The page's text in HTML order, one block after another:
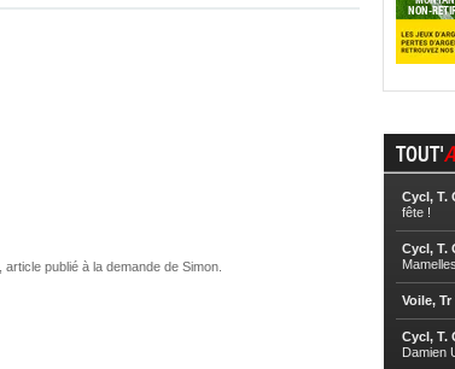
publié à la demande de Simon.
TOUT'
Cycl, T.
fête !
Cycl, T.
Mamelles
Voile, Tr
Cycl, T.
Damien